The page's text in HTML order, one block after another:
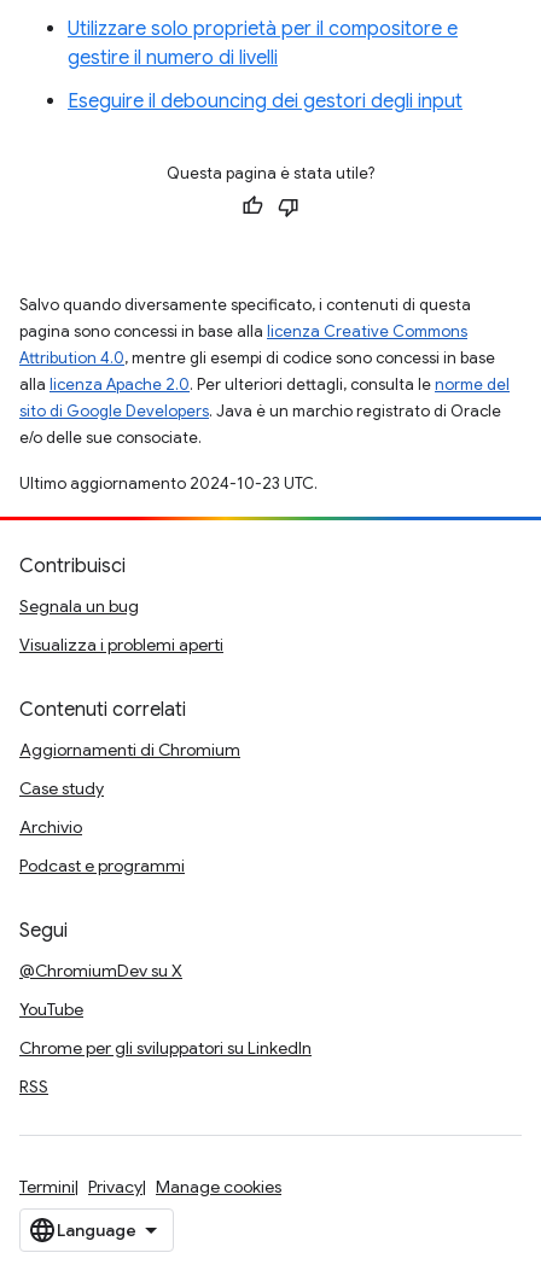
Utilizzare solo proprietà per il compositore e
gestire il numero di livelli
Eseguire il debouncing dei gestori degli input
Questa pagina è stata utile?
Salvo quando diversamente specificato, i contenuti di questa
pagina sono concessi in base alla licenza Creative Commons
Attribution 4.0, mentre gli esempi di codice sono concessi in base
alla licenza Apache 2.0. Per ulteriori dettagli, consulta lenorme del
sito di Google Developers. Java è un marchio registrato di Oracle
e/o delle sue consociate.
Ultimo aggiornamento 2024-10-23 UTC.
Contribuisci
Segnala un bug
Visualizza i problemi aperti
Contenuti correlati
Aggiornamenti di Chromium
Case study
Archivio
Podcast e programmi
Segui
@ChromiumDev su X
YouTube
Chrome per gli sviluppatori su LinkedIn
RSS
Termini Privacy Manage cookies